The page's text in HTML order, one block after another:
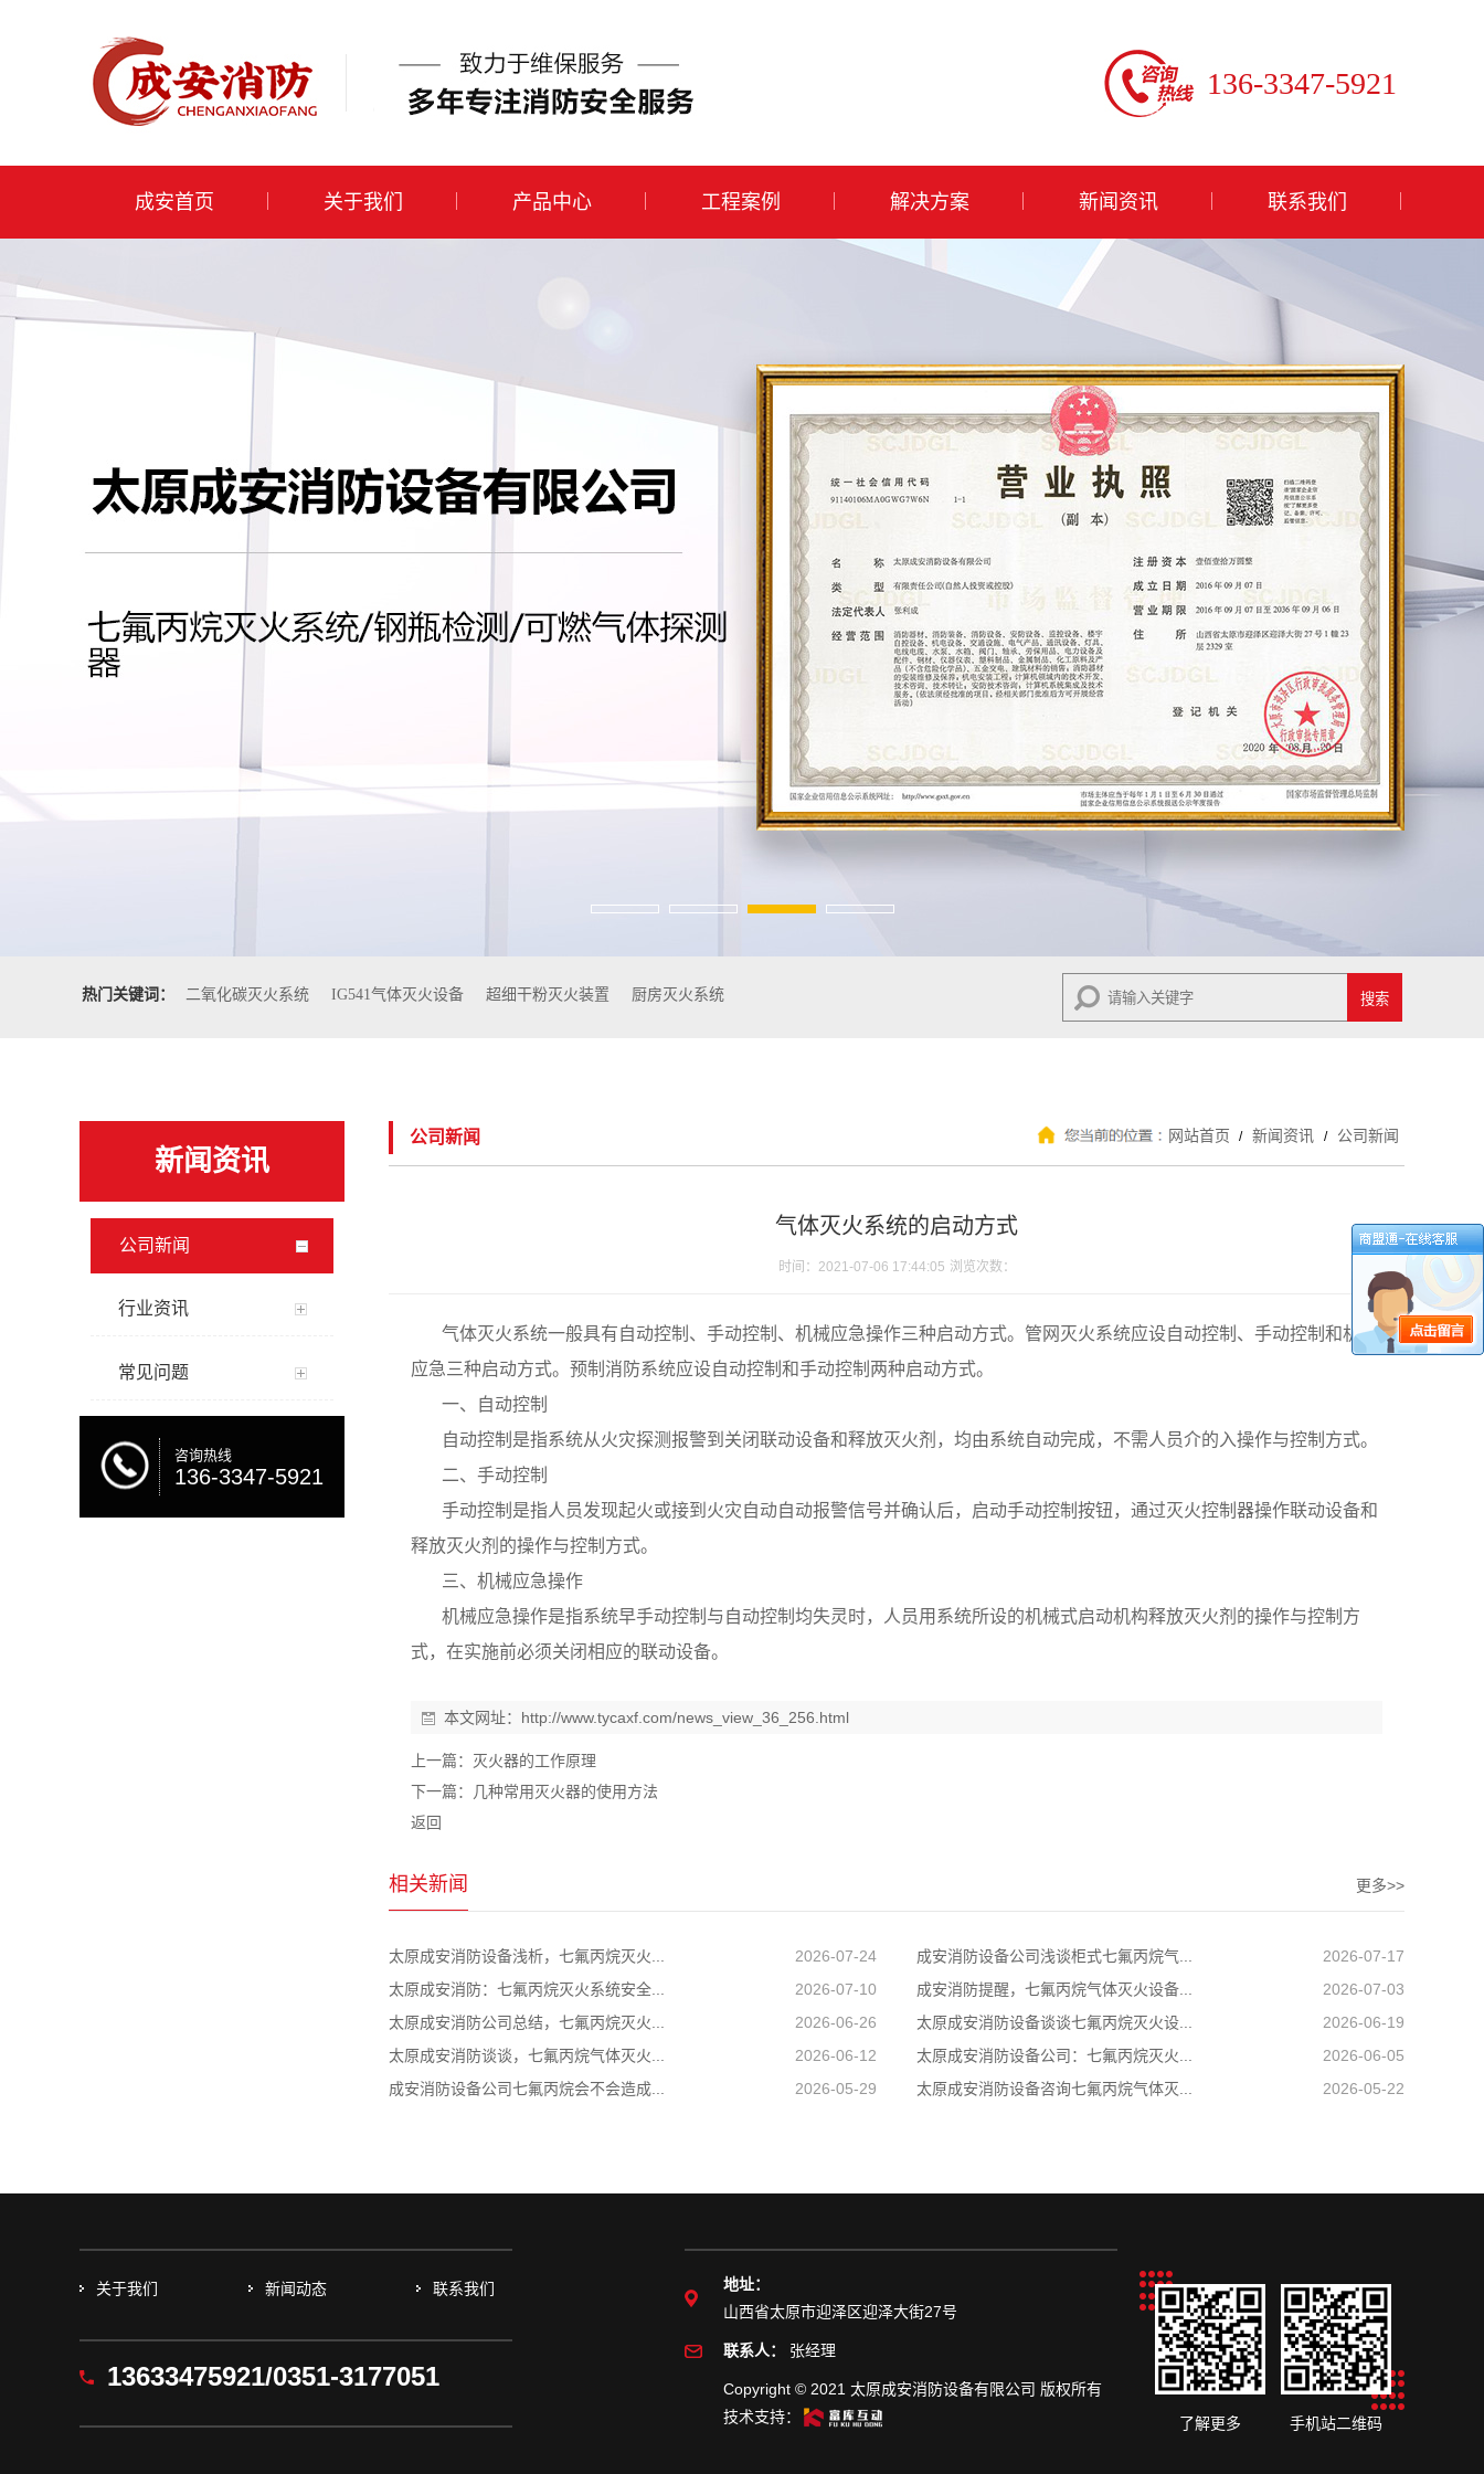
136-3347-5921
成安首页 关于我们 产品中心 工程案例 解决方案 新闻资讯 联系我们
热门关键词： 二氧化碳灭火系统 IG541气体灭火设备 超细干粉灭火装置 厨房灭火系统
新闻资讯
公司新闻
行业资讯
常见问题
咨询热线
136-3347-5921
公司新闻 网站首页 / 新闻资讯 / 公司新闻
气体灭火系统的启动方式
时间：2021-07-06 17:44:05 浏览次数：
气体灭火系统一般具有自动控制、手动控制、机械应急操作三种启动方式。管网灭火系统应设自动控制、手动控制和机械
应急三种启动方式。预制消防系统应设自动控制和手动控制两种启动方式。
一、自动控制
自动控制是指系统从火灾探测报警到关闭联动设备和释放灭火剂，均由系统自动完成，不需人员介的入操作与控制方式。
二、手动控制
手动控制是指人员发现起火或接到火灾自动自动报警信号并确认后，启动手动控制按钮，通过灭火控制器操作联动设备和
释放灭火剂的操作与控制方式。
三、机械应急操作
机械应急操作是指系统早手动控制与自动控制均失灵时，人员用系统所设的机械式启动机构释放灭火剂的操作与控制方
式，在实施前必须关闭相应的联动设备。
本文网址： http://www.tycaxf.com/news_view_36_256.html
上一篇： 灭火器的工作原理
下一篇：
几种常用灭火器的使用方法
返回
相关新闻 更多>>
太原成安消防设备浅析，七氟丙烷灭火... 2026-07-24 成安消防设备公司浅谈柜式七氟丙烷气...
2026-07-17
太原成安消防：七氟丙烷灭火系统安全...
2026-07-10 成安消防提醒，七氟丙烷气体灭火设备...
2026-07-03
太原成安消防公司总结，七氟丙烷灭火...
2026-06-26 太原成安消防设备谈谈七氟丙烷灭火设...
2026-06-19
太原成安消防谈谈，七氟丙烷气体灭火...
2026-06-12 太原成安消防设备公司：七氟丙烷灭火...
2026-06-05
成安消防设备公司七氟丙烷会不会造成...
2026-05-29 太原成安消防设备咨询七氟丙烷气体灭... 2026-05-22
关于我们 新闻动态 联系我们
13633475921/0351-3177051
地址：
山西省太原市迎泽区迎泽大街27号
联系人： 张经理
Copyright © 2021 太原成安消防设备有限公司 版权所有
技术支持：
了解更多 手机站二维码